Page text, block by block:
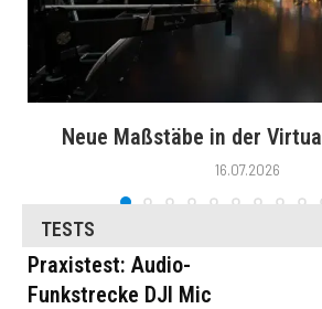
Neue Maßstäbe in der
16.07.2026
TESTS
Praxistest: Audio-
Funkstrecke DJI Mic